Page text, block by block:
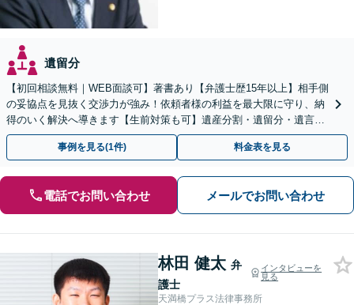
遺留分
【初回相談無料｜WEB面談可】著書あり【弁護士歴15年以上】相手側
の妥協点を見抜く交渉力が強み！依頼者様の利益を最大限に守り、納
得のいく解決へ導きます【生前対策も可】遺産分割・遺留分・遺言書
作成などご相談を【他士業連携】【個室】
事例を見る(1件) 料金表を見る
電話でお問い合わせ メールでお問い合わせ
林田 健太 弁
護士
インタビューを
見る
天満橋プラス法律事務所